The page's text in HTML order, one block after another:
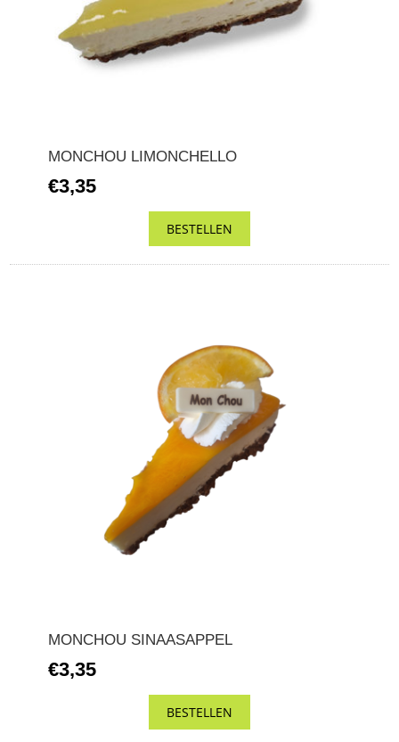
MONCHOU LIMONCHELLO
€3,35
MONCHOU SINAASAPPEL
€3,35